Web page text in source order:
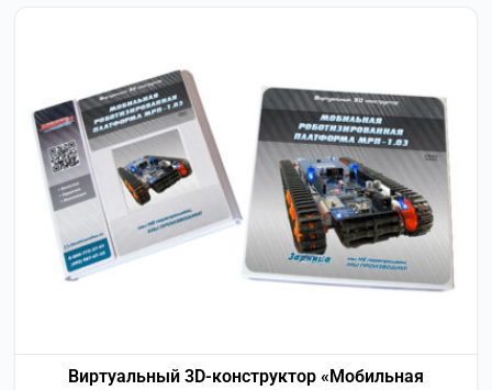
Виртуальный 3D-конструктор «Мобильная